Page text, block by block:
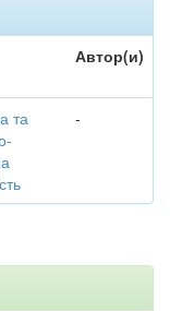
Автор(и)
та
-